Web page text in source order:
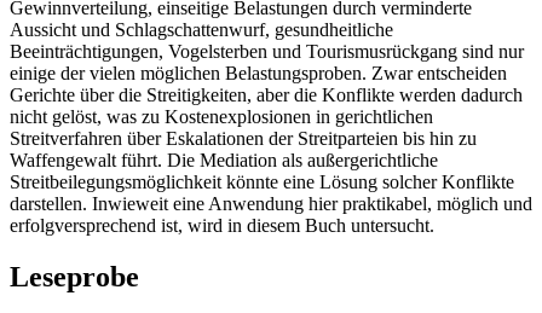
Gewinnverteilung, einseitige Belastungen durch verminderte
Aussicht und Schlagschattenwurf, gesundheitliche
Beeinträchtigungen, Vogelsterben und Tourismusrückgang sind nur
einige der vielen möglichen Belastungsproben. Zwar entscheiden
Gerichte über die Streitigkeiten, aber die Konflikte werden dadurch
nicht gelöst, was zu Kostenexplosionen in gerichtlichen
Streitverfahren über Eskalationen der Streitparteien bis hin zu
Waffengewalt führt. Die Mediation als außergerichtliche
Streitbeilegungsmöglichkeit könnte eine Lösung solcher Konflikte
darstellen. Inwieweit eine Anwendung hier praktikabel, möglich und
erfolgversprechend ist, wird in diesem Buch untersucht.
Leseprobe